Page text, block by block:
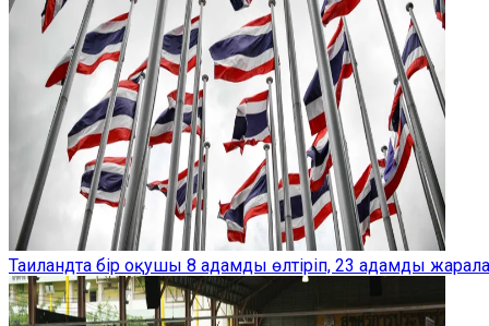
Таиландта бір оқушы 8 адамды өлтіріп, 23 адамды